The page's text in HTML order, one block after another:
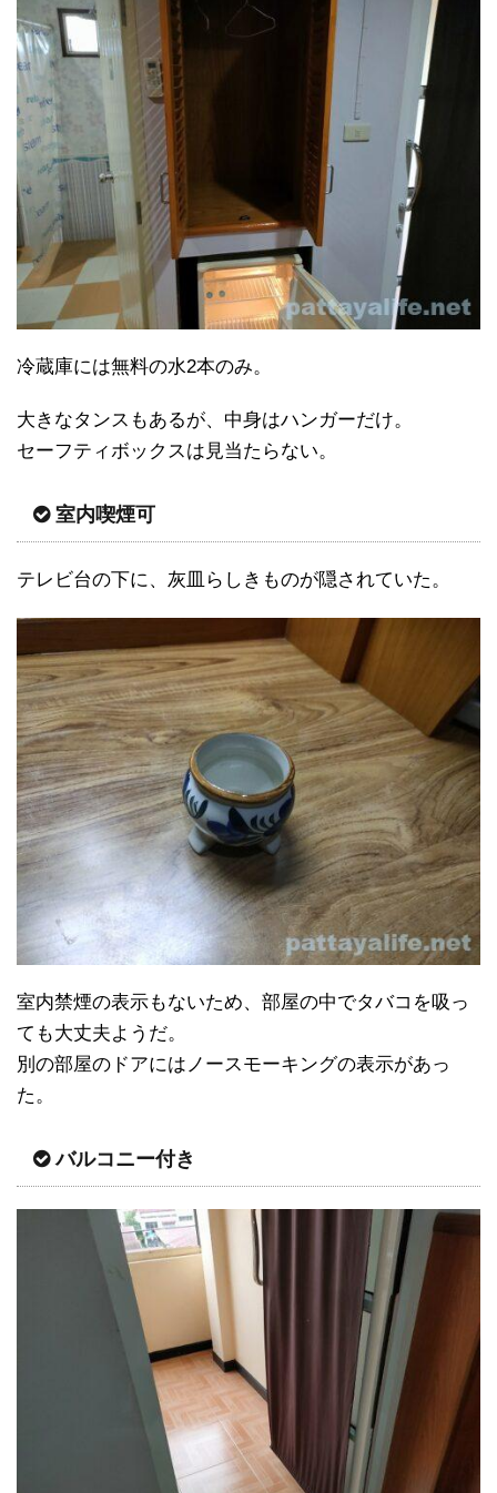
冷蔵庫には無料の水2本のみ。
大きなタンスもあるが、中身はハンガーだけ。
セーフティボックスは見当たらない。
室内喫煙可
テレビ台の下に、灰皿らしきものが隠されていた。
室内禁煙の表示もないため、部屋の中でタバコを吸っ
ても大丈夫ようだ。
別の部屋のドアにはノースモーキングの表示があっ
た。
バルコニー付き